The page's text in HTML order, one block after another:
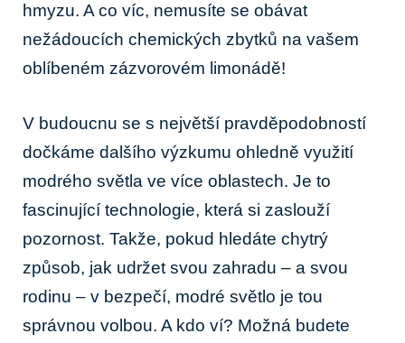
hmyzu. A co víc, nemusíte se obávat
nežádoucích chemických zbytků na vašem
oblíbeném zázvorovém limonádě!
V budoucnu se s největší pravděpodobností
dočkáme dalšího výzkumu ohledně využití
modrého světla ve více oblastech. Je to
fascinující technologie, která si zaslouží
pozornost. Takže, pokud hledáte chytrý
způsob, jak udržet svou zahradu – a svou
rodinu – v bezpečí, modré světlo je tou
správnou volbou. A kdo ví? Možná budete